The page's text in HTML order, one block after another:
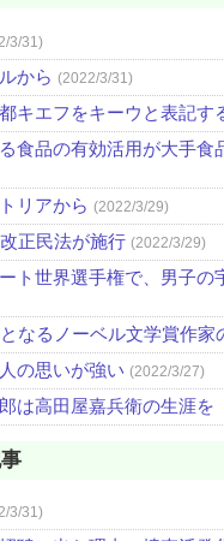
3/31)
から (2022/3/31)
キエフをキーウと表記す
食品の有効活用が大手
リアから (2022/3/29)
正民法が施行 (2022/3/29)
ト世界選手権で、男子
なるノーベル文学賞作家
の思いが強い (2022/3/27)
は高田屋嘉兵衛の生涯を
3/31)